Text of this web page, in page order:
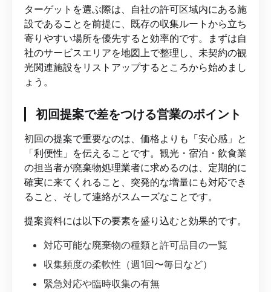
ターゲットを選ぶ際は、自社の許可区域内にある施
設であることを前提に、既存の収集ルートから立ち
寄りやすい場所を優先すると効率的です。まずは自
社のサービスエリアを地図上で整理し、未契約の観
光関連施設をリストアップするところから始めまし
ょう。
初回提案で差をつける営業のポイント
初回の提案で重要なのは、価格よりも「安心感」と
「利便性」を伝えることです。観光・宿泊・飲食業
の担当者が廃棄物処理業者に求めるのは、定期的に
確実に来てくれること、突発的な増量にも対応でき
ること、そして連絡がスムーズなことです。
提案資料には以下の要素を盛り込むと効果的です。
対応可能な廃棄物の種類と許可品目の一覧
収集頻度の柔軟性（週1回〜毎日など）
緊急対応や臨時収集の有無